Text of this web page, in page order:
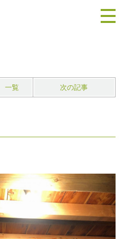
一覧 次の記事